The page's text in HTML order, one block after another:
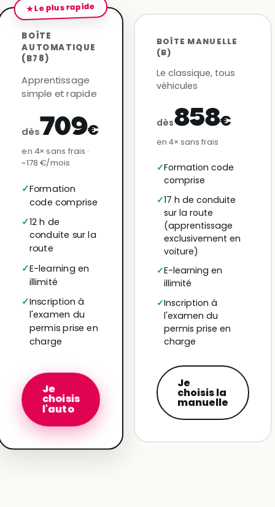
★ Le plus rapide
BOÎTE
AUTOMATIQUE
(B78)
Apprentissage
simple et rapide
dès709€
en 4× sans frais ·
~178 €/mois
Formation
code comprise
12 h de
conduite sur la
route
E-learning en
illimité
Inscription à
l'examen du
permis prise en
charge
Je
choisis
l'auto
BOÎTE MANUELLE
(B)
Le classique, tous
véhicules
dès858€
en 4× sans frais
Formation code
comprise
17 h de conduite
sur la route
(apprentissage
exclusivement en
voiture)
E-learning en
illimité
Inscription à
l'examen du
permis prise en
charge
Je
choisis la
manuelle